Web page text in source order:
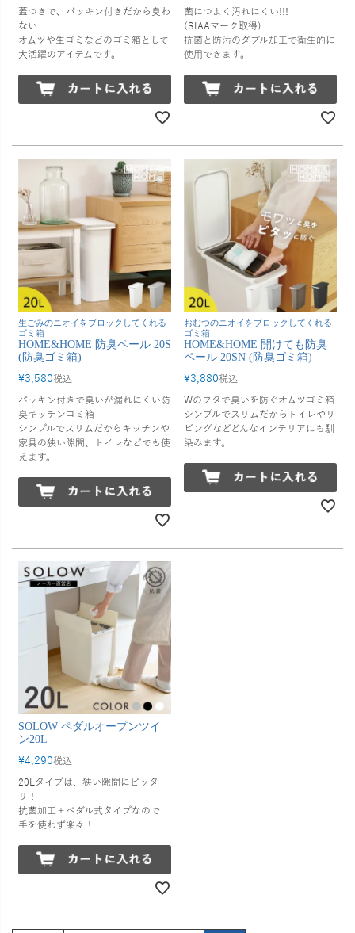
蓋つきで、パッキン付きだから臭わ
ない
オムツや生ゴミなどのゴミ箱として
大活躍のアイテムです。
菌につよく汚れにくい!!!
(SIAAマーク取得)
抗菌と防汚のダブル加工で衛生的に
使用できます。
生ごみのニオイをブロックしてくれる
ゴミ箱
HOME&HOME 防臭ペール 20S
(防臭ゴミ箱)
¥3,580税込
パッキン付きで臭いが漏れにくい防
臭キッチンゴミ箱
シンプルでスリムだからキッチンや
家具の狭い隙間、トイレなどでも使
えます。
おむつのニオイをブロックしてくれる
ゴミ箱
HOME&HOME 開けても防臭
ペール 20SN (防臭ゴミ箱)
¥3,880税込
Wのフタで臭いを防ぐオムツゴミ箱
シンプルでスリムだからトイレやリ
ビングなどどんなインテリアにも馴
染みます。
SOLOW ペダルオープンツイ
ン20L
¥4,290税込
20Lタイプは、狭い隙間にピッタ
リ！
抗菌加工＋ペダル式タイプなので
手を使わず楽々！